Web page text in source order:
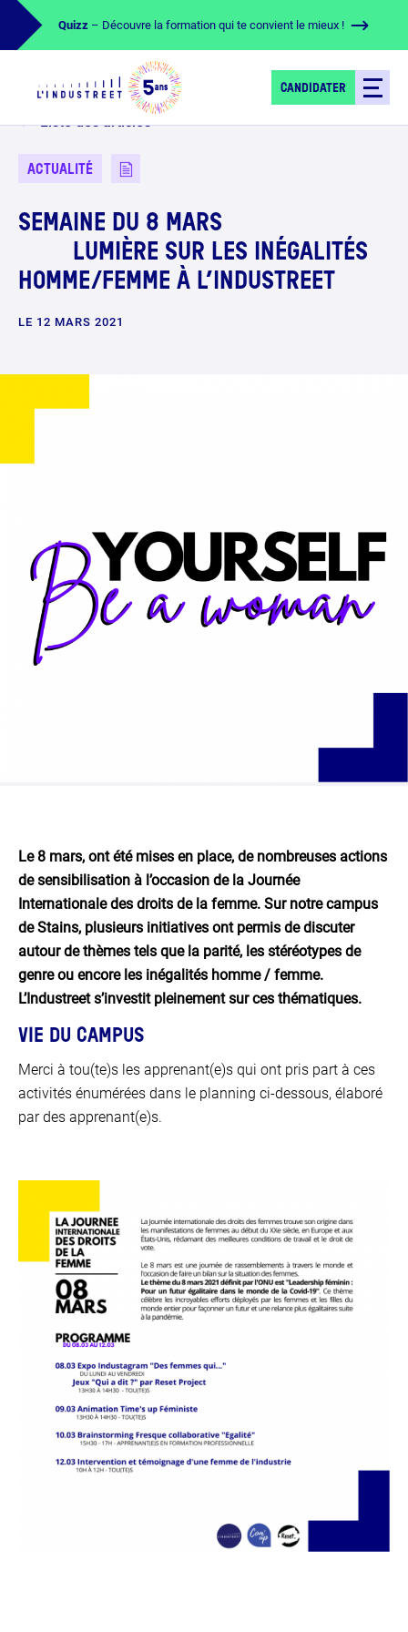
JE FAIS LE TEST
Quizz – Découvre la formation qui te convient le mieux !
CANDIDATER
Liste des articles
ACTUALITÉ
SEMAINE DU 8 MARS
LUMIÈRE SUR LES INÉGALITÉS
HOMME/FEMME À L’INDUSTREET
LE 12 MARS 2021
Le 8 mars, ont été mises en place, de nombreuses actions
de sensibilisation à l’occasion de la Journée
Internationale des droits de la femme. Sur notre campus
de Stains, plusieurs initiatives ont permis de discuter
autour de thèmes tels que la parité, les stéréotypes de
genre ou encore les inégalités homme / femme.
L’Industreet s’investit pleinement sur ces thématiques.
VIE DU CAMPUS
Merci à tou(te)s les apprenant(e)s qui ont pris part à ces
activités énumérées dans le planning ci-dessous, élaboré
par des apprenant(e)s.